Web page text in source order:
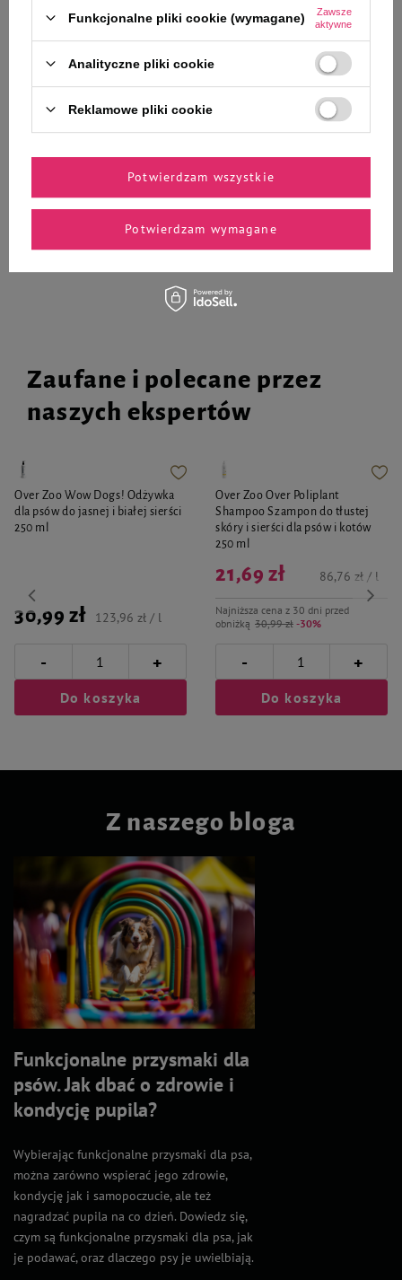
przysmak dla konia 1 kg
31,03 zł 31,03 zł / kg
- +
Do koszyka
Pokarm dla ptaków Vitapol
Smakers Truskawkowy 2szt
papuga falista
7,99 zł 88,78 zł / kg
- +
Do koszyka
Zaufane i polecane przez
naszych ekspertów
Over Zoo Wow Dogs! Odżywka
dla psów do jasnej i białej sierści
250 ml
30,99 zł 123,96 zł / l
- +
Do koszyka
Over Zoo Over Poliplant
Shampoo Szampon do tłustej
skóry i sierści dla psów i kotów
250 ml
Najniższa cena z 30 dni przed
obniżką 30,99 zł -30%
21,69 zł 86,76 zł / l
- +
Do koszyka
Z naszego bloga
Funkcjonalne przysmaki dla
psów. Jak dbać o zdrowie i
kondycję pupila?
Wybierając funkcjonalne przysmaki dla psa,
można zarówno wspierać jego zdrowie,
kondycję jak i samopoczucie, ale też
nagradzać pupila na co dzień. Dowiedz się,
czym są funkcjonalne przysmaki dla psa, jak
je podawać, oraz dlaczego psy je uwielbiają.
Funkcjonalne pliki cookie (wymagane)
Zawsze
aktywne
Analityczne pliki cookie
Reklamowe pliki cookie
Potwierdzam wymagane
Potwierdzam wszystkie